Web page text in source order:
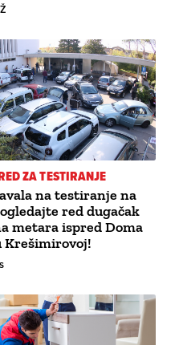
ZA TESTIRANJE
na testiranje na
red dugačak
metara ispred Doma
Krešimirovoj!